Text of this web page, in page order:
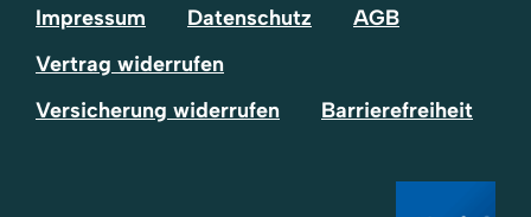
Impressum
Datenschutz
AGB
Vertrag widerrufen
Versicherung widerrufen
Barrierefreiheit